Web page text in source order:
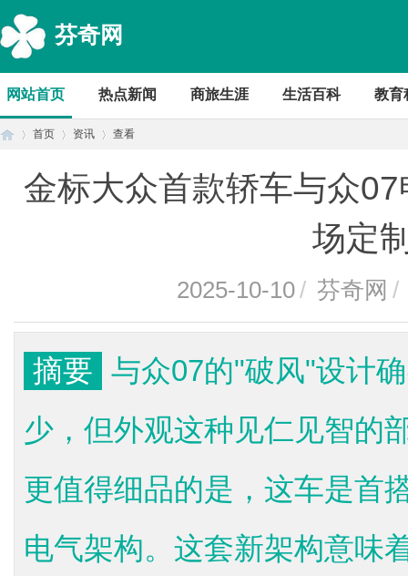
芬奇网
网站首页 热点新闻 商旅生涯 生活百科 教育
首页 资讯 查看
金标大众首款轿车与众
场定
2025-10-10/ 芬奇网 /
摘要 与众07的"破风"设计
少，但外观这种见仁见智的
更值得细品的是，这车是首
电气架构。这套新架构意味